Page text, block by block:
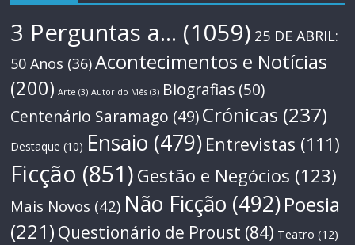
3 Perguntas a... (1059) 25 DE ABRIL:
50 Anos (36)Acontecimentos e Notícias
(200) Arte (3) Autor do Mês (3) Biografias (50)
Centenário Saramago (49)Crónicas (237)
Destaque (10) Ensaio (479) Entrevistas (111)
Ficção (851) Gestão e Negócios (123)
Mais Novos (42) Não Ficção (492)Poesia
(221) Questionário de Proust (84) Teatro (12)